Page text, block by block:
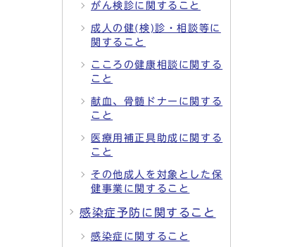
がん検診に関すること
成人の健(検)診・相談等に
関すること
こころの健康相談に関する
こと
献血、骨髄ドナーに関する
こと
医療用補正具助成に関する
こと
その他成人を対象とした保
健事業に関すること
感染症予防に関すること
感染症に関すること